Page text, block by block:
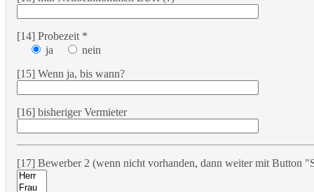
[14] Probezeit *
ja
nein
[15] Wenn ja, bis wann?
[16] bisheriger Vermieter
[17] Bewerber 2 (wenn nicht vorhanden, dann weiter mit Button